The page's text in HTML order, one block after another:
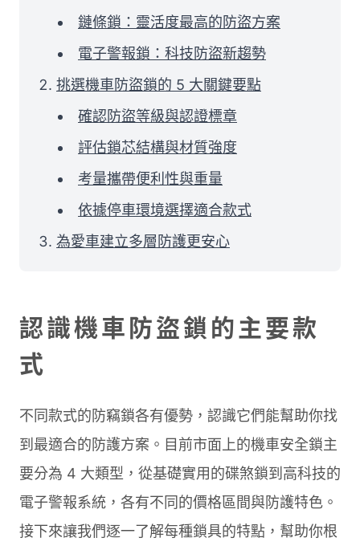
鏈條鎖：靈活度最高的防盜方案
電子警報鎖：科技防盜新趨勢
挑選機車防盜鎖的 5 大關鍵要點
確認防盜等級與認證標章
評估鎖芯結構與材質強度
考量攜帶便利性與重量
依據停車環境選擇適合款式
為愛車建立多層防護更安心
認識機車防盜鎖的主要款
式
不同款式的防竊鎖各有優勢，認識它們能幫助你找
到最適合的防護方案。目前市面上的機車安全鎖主
要分為 4 大類型，從基礎實用的碟煞鎖到高科技的
電子警報系統，各有不同的價格區間與防護特色。
接下來讓我們逐一了解每種鎖具的特點，幫助你根